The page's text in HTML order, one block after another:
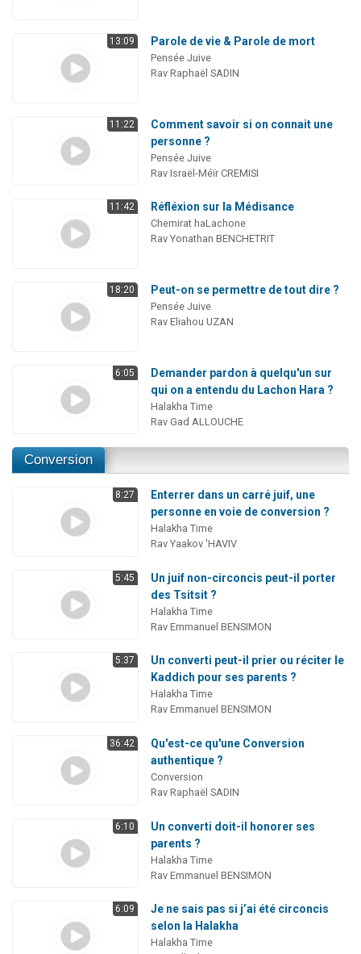
13:09 Parole de vie & Parole de mort
Pensée Juive
Rav Raphaël SADIN
11:22
Comment savoir si on connait une
personne ?
Pensée Juive
Rav Israël-Méïr CREMISI
11:42 Réfléxion sur la Médisance
Chemirat haLachone
Rav Yonathan BENCHETRIT
18:20 Peut-on se permettre de tout dire ?
Pensée Juive
Rav Eliahou UZAN
6:05
Demander pardon à quelqu'un sur
qui on a entendu du Lachon Hara ?
Halakha Time
Rav Gad ALLOUCHE
Conversion
8:27
Enterrer dans un carré juif, une
personne en voie de conversion ?
Halakha Time
Rav Yaakov 'HAVIV
5:45
Un juif non-circoncis peut-il porter
des Tsitsit ?
Halakha Time
Rav Emmanuel BENSIMON
5:37
Un converti peut-il prier ou réciter le
Kaddich pour ses parents ?
Halakha Time
Rav Emmanuel BENSIMON
36:42
Qu'est-ce qu'une Conversion
authentique ?
Conversion
Rav Raphaël SADIN
6:10
Un converti doit-il honorer ses
parents ?
Halakha Time
Rav Emmanuel BENSIMON
6:09
Je ne sais pas si j’ai été circoncis
selon la Halakha
Halakha Time